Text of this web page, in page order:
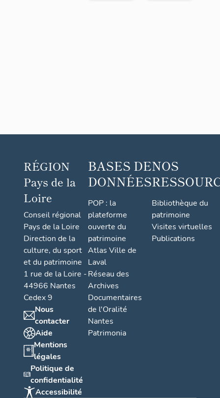
RÉGION
Pays de la
Loire
Conseil régional
Pays de la Loire
Direction de la
culture, du sport
et du patrimoine
1 rue de la Loire -
44966 Nantes
Cedex 9
Nous
contacter
Aide
Mentions
légales
Politique de
confidentialité
Accessibilité
BASES DE
DONNÉES
POP : la
plateforme
ouverte du
patrimoine
Atlas Ville de
Laval
Réseau des
Archives
Documentaires
de l'Oralité
Nantes
Patrimonia
NOS
Bibliothèque du
patrimoine
Visites virtuelles
Publications